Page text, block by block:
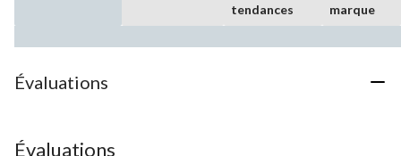
tendances
marque
Évaluations
Évaluations